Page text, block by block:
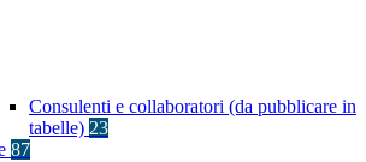
Consulenti e collaboratori (da pubblicare in
tabelle) 23
87